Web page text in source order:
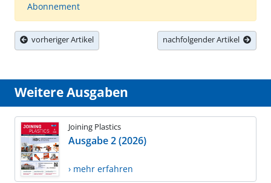
Abonnement
vorheriger Artikel nachfolgender Artikel
Weitere Ausgaben
Joining Plastics
Ausgabe 2 (2026)
› mehr erfahren